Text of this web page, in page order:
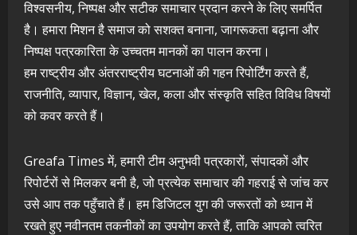
विश्वसनीय, निष्पक्ष और सटीक समाचार प्रदान करने के लिए समर्पित
है। हमारा मिशन है समाज को सशक्त बनाना, जागरूकता बढ़ाना और
निष्पक्ष पत्रकारिता के उच्चतम मानकों का पालन करना।
हम राष्ट्रीय और अंतरराष्ट्रीय घटनाओं की गहन रिपोर्टिंग करते हैं,
राजनीति, व्यापार, विज्ञान, खेल, कला और संस्कृति सहित विविध विषयों
को कवर करते हैं।
Greafa Times में, हमारी टीम अनुभवी पत्रकारों, संपादकों और
रिपोर्टरों से मिलकर बनी है, जो प्रत्येक समाचार की गहराई से जांच कर
उसे आप तक पहुँचाते हैं। हम डिजिटल युग की जरूरतों को ध्यान में
रखते हुए नवीनतम तकनीकों का उपयोग करते हैं, ताकि आपको त्वरित